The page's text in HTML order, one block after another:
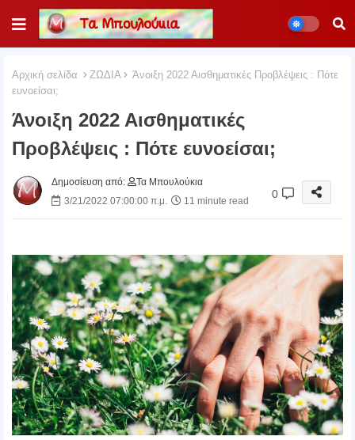
Αρχική σελίδα ΖΩΔΙΑ
Άνοιξη 2022 Αισθηματικές Προβλέψεις : Πότε
ευνοείσαι;
Άνοιξη 2022 Αισθηματικές
Προβλέψεις : Πότε ευνοείσαι;
Δημοσίευση από:
Τα Μπουλούκια
3/21/2022 07:00:00 π.μ.
11 minute read
0